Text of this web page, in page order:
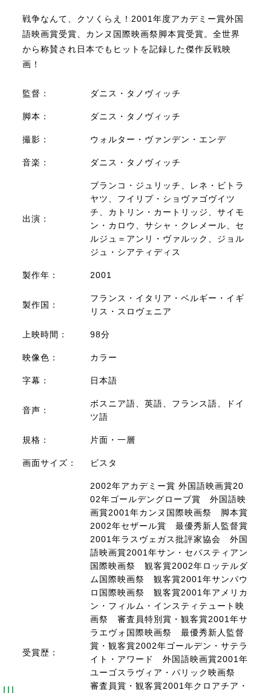
戦争なんて、クソくらえ！2001年度アカデミー賞外国
語映画賞受賞、カンヌ国際映画祭脚本賞受賞。全世界
から称賛され日本でもヒットを記録した傑作反戦映
画！
監督： ダニス・タノヴィッチ
脚本： ダニス・タノヴィッチ
撮影： ウォルター・ヴァンデン・エンデ
音楽： ダニス・タノヴィッチ
出演：
ブランコ・ジュリッチ、レネ・ビトラ
ヤツ、フイリプ・ショヴァゴヴイツ
チ、カトリン・カートリッジ、サイモ
ン・カロウ、サシャ・クレメール、セ
ルジュ＝アンリ・ヴァルック、ジョル
ジュ・シアティディス
製作年： 2001
製作国：
フランス・イタリア・ベルギー・イギ
リス・スロヴェニア
上映時間： 98分
映像色： カラー
字幕： 日本語
音声：
ボスニア語、英語、フランス語、ドイ
ツ語
規格： 片面・一層
画面サイズ： ビスタ
受賞歴：
2002年アカデミー賞 外国語映画賞20
02年ゴールデングローブ賞 外国語映
画賞2001年カンヌ国際映画祭 脚本賞
2002年セザール賞 最優秀新人監督賞
2001年ラスヴェガス批評家協会 外国
語映画賞2001年サン・セバスティアン
国際映画祭 観客賞2002年ロッテルダ
ム国際映画祭 観客賞2001年サンパウ
ロ国際映画祭 観客賞2001年アメリカ
ン・フィルム・インスティテュート映
画祭 審査員特別賞・観客賞2001年サ
ラエヴォ国際映画祭 最優秀新人監督
賞・観客賞2002年ゴールデン・サテラ
イト・アワード 外国語映画賞2001年
ユーゴスラヴィア・パリック映画祭
審査員賞・観客賞2001年クロアチア・